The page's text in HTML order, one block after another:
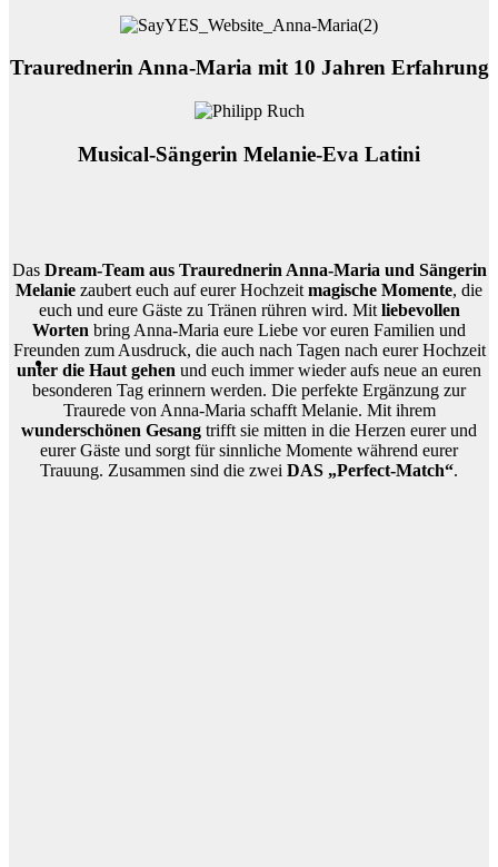
Traurednerin Anna-Maria mit 10 Jahren Erfahrung
Musical-Sängerin Melanie-Eva Latini
Das Dream-Team aus Traurednerin Anna-Maria und Sängerin
Melanie zaubert euch auf eurer Hochzeitmagische Momente, die
euch und eure Gäste zu Tränen rühren wird. Mitliebevollen
Worten bring Anna-Maria eure Liebe vor euren Familien und
Freunden zum Ausdruck, die auch nach Tagen nach eurer Hochzeit
unter die Haut gehen und euch immer wieder aufs neue an euren
besonderen Tag erinnern werden. Die perfekte Ergänzung zur
Traurede von Anna-Maria schafft Melanie. Mit ihrem
wunderschönen Gesang trifft sie mitten in die Herzen eurer und
eurer Gäste und sorgt für sinnliche Momente während eurer
Trauung. Zusammen sind die zwei DAS „Perfect-Match“.